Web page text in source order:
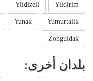
Yildirim
Yildizeli
Yumurtalik
Yunak
Zonguldak
بلدان أخرى: